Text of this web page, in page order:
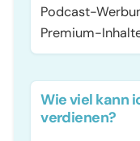
Podcast-
Premium-
Wie viel kann
verdienen?